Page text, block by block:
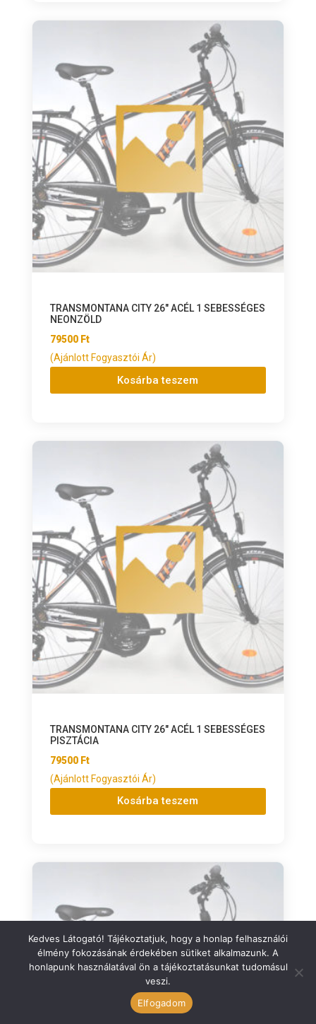
TRANSMONTANA CITY 26″ ACÉL 1 SEBESSÉGES
NEONZÖLD
79500 Ft
(Ajánlott Fogyasztói Ár)
Kosárba teszem
TRANSMONTANA CITY 26″ ACÉL 1 SEBESSÉGES
PISZTÁCIA
79500 Ft
(Ajánlott Fogyasztói Ár)
Kosárba teszem
Kedves Látogató! Tájékoztatjuk, hogy a honlap felhasználói
élmény fokozásának érdekében sütiket alkalmazunk. A
honlapunk használatával ön a tájékoztatásunkat tudomásul
veszi.
Elfogadom